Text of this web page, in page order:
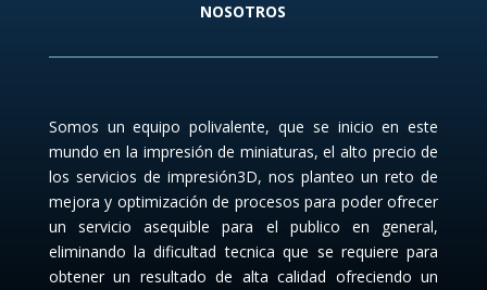
NOSOTROS
Somos un equipo polivalente, que se inicio en este
mundo en la impresión de miniaturas, el alto precio de
los servicios de impresión3D, nos planteo un reto de
mejora y optimización de procesos para poder ofrecer
un servicio asequible para el publico en general,
eliminando la dificultad tecnica que se requiere para
obtener un resultado de alta calidad ofreciendo un